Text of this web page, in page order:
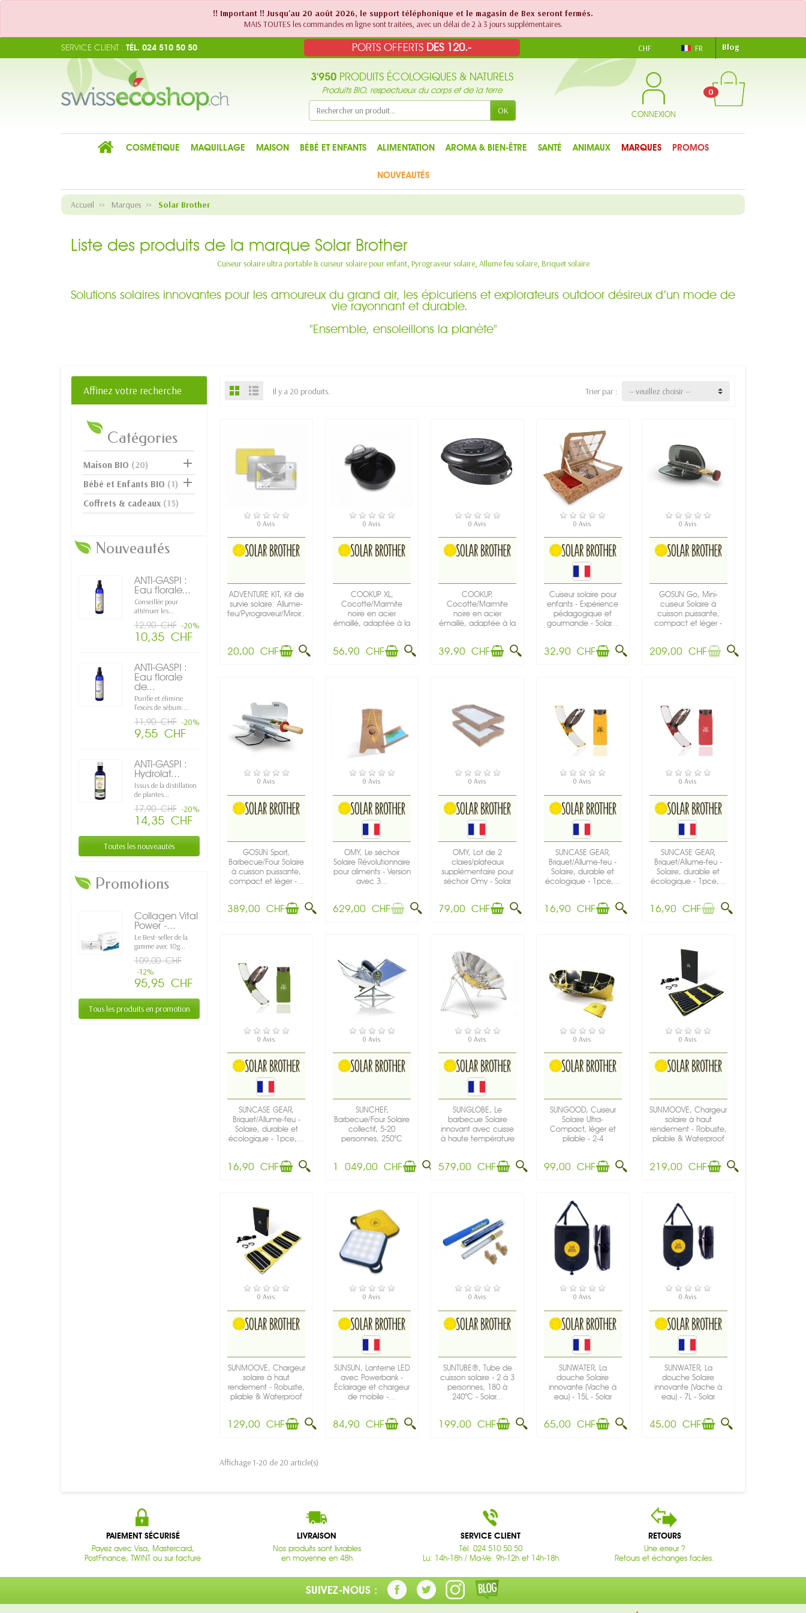
!! Important !! Jusqu'au 20 août 2026, le support téléphonique et le magasin de Bex seront fermés.
MAIS TOUTES les commandes en ligne sont traitées, avec un délai de 2 à 3 jours supplémentaires.
PORTS OFFERTS DES 120.-
SERVICE CLIENT : TÉL. 024 510 50 50 CHF FR Blog
3'950 PRODUITS ÉCOLOGIQUES & NATURELS
Produits BIO, respectueux du corps et de la terre
OK CONNEXION
0
COSMÉTIQUE MAQUILLAGE MAISON BÉBÉ ET ENFANTS ALIMENTATION AROMA & BIEN-ÊTRE SANTÉ ANIMAUX MARQUES PROMOS
NOUVEAUTÉS
Accueil Marques Solar Brother
Liste des produits de la marque Solar Brother
Cuiseur solaire ultra portable & cuiseur solaire pour enfant, Pyrograveur solaire, Allume feu solaire, Briquet solaire
Solutions solaires innovantes pour les amoureux du grand air, les épicuriens et explorateurs outdoor désireux d’un mode de
vie rayonnant et durable.
"Ensemble, ensoleillons la planète"
Affinez votre recherche
Catégories

Maison BIO (20)

Bébé et Enfants BIO (1)
Coffrets & cadeaux (15)
Nouveautés
ANTI-GASPI :
Eau florale...
Conseillée pour
atténuer les...
12,90 CHF -20%
10,35 CHF
ANTI-GASPI :
Eau florale
de...
Purifie et élimine
l’excès de sébum....
11,90 CHF -20%
9,55 CHF
ANTI-GASPI :
Hydrolat...
Issus de la distillation
de plantes...
17,90 CHF -20%
14,35 CHF
Toutes les nouveautés
Promotions
Collagen Vital
Power -...
Le Best-seller de la
gamme avec 10g...
109,00 CHF
-12%
95,95 CHF
Tous les produits en promotion
Il y a 20 produits. Trier par : -- veuillez choisir --
EN STOCK
0 Avis
ADVENTURE KIT, Kit de
survie solaire: Allume-
feu/Pyrograveur/Miroir...
20,00 CHF
EN STOCK
0 Avis
COOKUP XL,
Cocotte/Marmite
noire en acier
émaillé, adaptée à la
56,90 CHF
EN STOCK
0 Avis
COOKUP,
Cocotte/Marmite
noire en acier
émaillé, adaptée à la
39,90 CHF
EN STOCK
0 Avis
Cuiseur solaire pour
enfants - Expérience
pédagogique et
gourmande - Solar...
32,90 CHF
RUPTURE DE STOCK
0 Avis
GOSUN Go, Mini-
cuiseur Solaire à
cuisson puissante,
compact et léger -
209,00 CHF
EN STOCK
0 Avis
GOSUN Sport,
Barbecue/Four Solaire
à cuisson puissante,
compact et léger -...
389,00 CHF
RUPTURE DE STOCK
0 Avis
OMY, Le séchoir
Solaire Révolutionnaire
pour aliments - Version
avec 3...
629,00 CHF
EN STOCK
0 Avis
OMY, Lot de 2
claies/plateaux
supplémentaire pour
séchoir Omy - Solar
79,00 CHF
EN STOCK
0 Avis
SUNCASE GEAR,
Briquet/Allume-feu -
Solaire, durable et
écologique - 1pce,...
16,90 CHF
RUPTURE DE STOCK
0 Avis
SUNCASE GEAR,
Briquet/Allume-feu -
Solaire, durable et
écologique - 1pce,...
16,90 CHF
EN STOCK
0 Avis
SUNCASE GEAR,
Briquet/Allume-feu -
Solaire, durable et
écologique - 1pce,...
16,90 CHF
PRÉCOMMANDE
0 Avis
SUNCHEF,
Barbecue/Four Solaire
collectif, 5-20
personnes, 250°C
1 049,00 CHF
EN STOCK
0 Avis
SUNGLOBE, Le
barbecue Solaire
innovant avec cuisse
à haute température
579,00 CHF
EN STOCK
0 Avis
SUNGOOD, Cuiseur
Solaire Ultra-
Compact, léger et
pliable - 2-4
99,00 CHF
EN STOCK
0 Avis
SUNMOOVE, Chargeur
solaire à haut
rendement - Robuste,
pliable & Waterproof
219,00 CHF
EN STOCK
0 Avis
SUNMOOVE, Chargeur
solaire à haut
rendement - Robuste,
pliable & Waterproof
129,00 CHF
EN STOCK
0 Avis
SUNSUN, Lanterne LED
avec Powerbank -
Éclairage et chargeur
de mobile -...
84,90 CHF
EN STOCK
0 Avis
SUNTUBE®, Tube de
cuisson solaire - 2 à 3
personnes, 180 à
240°C - Solar...
199,00 CHF
EN STOCK
0 Avis
SUNWATER, La
douche Solaire
innovante (Vache à
eau) - 15L - Solar
65,00 CHF
EN STOCK
0 Avis
SUNWATER, La
douche Solaire
innovante (Vache à
eau) - 7L - Solar
45,00 CHF
Affichage 1-20 de 20 article(s)
PAIEMENT SÉCURISÉ
Payez avec Visa, Mastercard,
PostFinance, TWINT ou sur facture
LIVRAISON
Nos produits sont livrables
en moyenne en 48h
SERVICE CLIENT
Tél. 024 510 50 50
Lu: 14h-18h / Ma-Ve: 9h-12h et 14h-18h
RETOURS
Une erreur ?
Retours et échanges faciles.
SUIVEZ-NOUS :